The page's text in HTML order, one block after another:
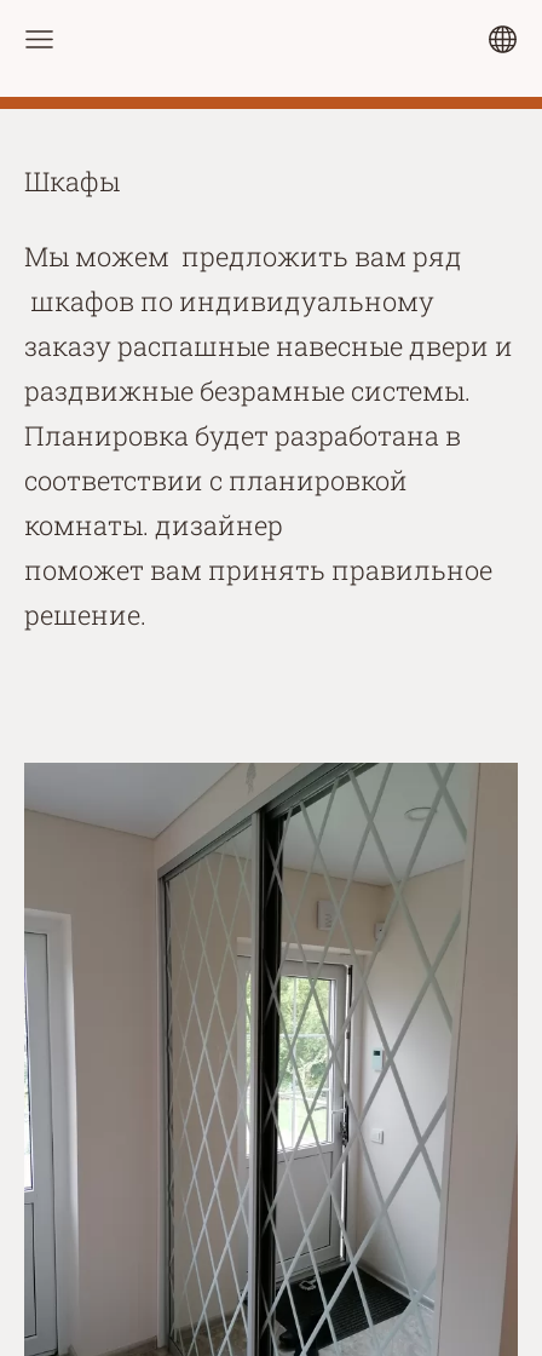
Шкафы
Мы можем предложить вам ряд
шкафов по индивидуальному
заказу распашные навесные двери и
раздвижные безрамные системы.
Планировка будет разработана в
соответствии с планировкой
комнаты. дизайнер
поможет вам принять правильное
решение.